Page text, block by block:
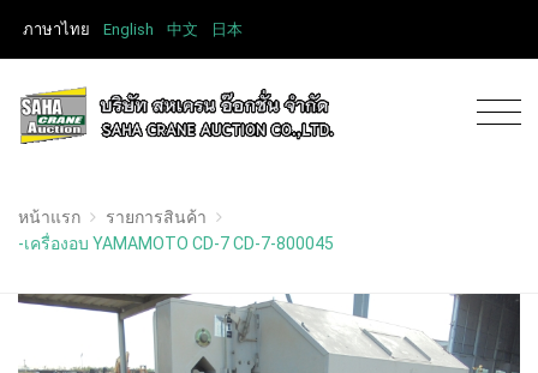
ภาษาไทย English 中文 日本
หน้าแรก
รายการสินค้า
-เครื่องอบ YAMAMOTO CD-7 CD-7-800045